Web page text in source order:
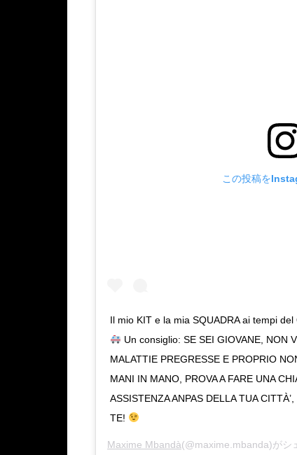
この投稿を
Il mio KIT e la mia SQUADRA ai tempi
Un consiglio: SE SEI GIOVANE, NON
MALATTIE PREGRESSE E PROPRIO
MANI IN MANO, PROVA A FARE UNA
ASSISTENZA ANPAS DELLA TUA
TE!
Maxime Mbandà(@maxime.mbanda)がシ